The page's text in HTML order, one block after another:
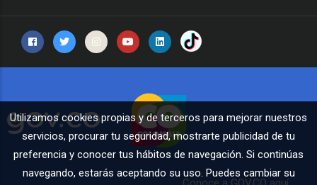
Utilizamos cookies propias y de terceros para mejorar nuestros
servicios, procurar tu seguridad, mostrarte publicidad de tu
preferencia y conocer tus hábitos de navegación. Si continúas
navegando, estarás aceptando su uso. Puedes cambiar su